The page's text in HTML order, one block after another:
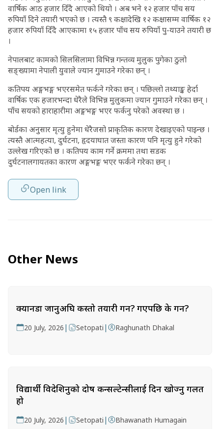
वार्षिक आठ हजार दिँदै आएको थियो । अब भने १२ हजार पाँच सय
रुपियाँ दिने तयारी भएको छ । त्यस्तै ९ कक्षादेखि १२ कक्षासम्म वार्षिक १२
हजार रुपियाँ दिँदै आएकामा १५ हजार पाँच सय रुपियाँ पु-याउने तयारी छ
।
नेपालबाट कामको सिलसिलामा विभिन्न गन्तव्य मुलुक पुगेका ठुलो
सङ्ख्यामा नेपाली युवाले ज्यान गुमाउने गरेका छन् ।
कतिपय अङ्गभङ्ग भएरसमेत फर्कने गरेका छन् । पछिल्लो तथ्याङ्क हेर्दा
वार्षिक एक हजारभन्दा धेरैले विभिन्न मुलुकमा ज्यान गुमाउने गरेका छन् ।
पाँच सयको हाराहारीमा अङ्गभङ्ग भएर फर्कनु परेको अवस्था छ ।
बोर्डका अनुसार मृत्यु हुनेमा धेरैजसो प्राकृतिक कारण देखाइएको पाइन्छ ।
त्यस्तै आत्महत्या, दुर्घटना, हृदयाघात जस्ता कारण पनि मृत्यु हुने गरेको
उल्लेख गरिएको छ । कतिपय काम गर्ने क्रममा तथा सडक
दुर्घटनालगायतका कारण अङ्गभङ्ग भएर फर्कने गरेका छन् ।
Open link
Other News
क्यानडा जानुअघि कस्तो तयारी गर्ने? गएपछि के गर्ने?
20 July, 2026 | Setopati | Raghunath Dhakal
विद्यार्थी विदेशिनुको दोष कन्सल्टेन्सीलाई दिन खोज्नु गलत
हो
20 July, 2026 | Setopati | Bhawanath Humagain